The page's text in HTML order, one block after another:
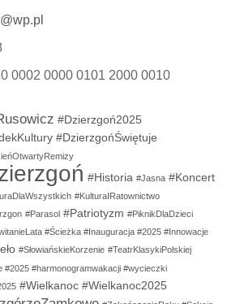
0002 0000 0101 2000 0010
#Dzierzgoń2025
#DzierzgońŚwiętuje
#Historia #Jasna #Koncert
#KulturaIRatownictwo
#Parasol #Patriotyzm #PiknikDlaDzieci
#Ścieżka #Inauguracja #2025 #Innowacje
#SłowiańskieKorzenie #TeatrKlasykiPolskiej
#2025 #harmonogramwakacji #wycieczki
#Wielkanoc #Wielkanoc2025